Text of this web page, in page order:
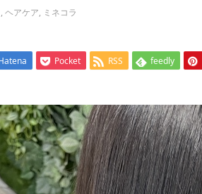
, ヘアケア, ミネコラ
Pocket RSS feedly